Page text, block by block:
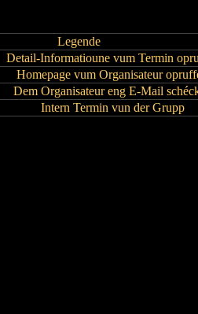
Legende
Detail-Informatioune vum Termin
Homepage vum Organisateur
Dem Organisateur eng E-Mail
Intern Termin vun der Grupp